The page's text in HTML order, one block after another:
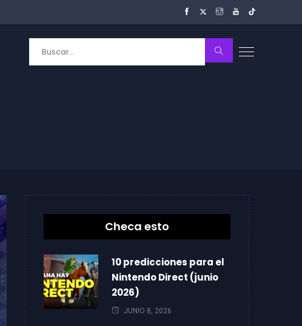
Checa esto
10 predicciones para el
Nintendo Direct (junio
2026)
JUNIO 8, 2026